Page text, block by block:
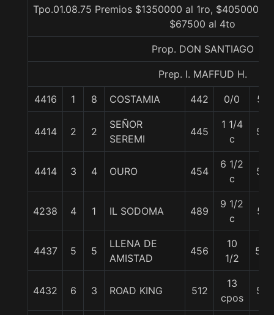
Tpo.01.08.75 Premios $1350000 al 1ro, $405000
$67500 al 4to
Prop. DON SANTIAGO
Prep. I. MAFFUD H.
4416 1 8 COSTAMIA 442 0/0 57
4414 2 2
SEÑOR
SEREMI
445
1 1/4
c
56
4414 3 4 OURO 454
6 1/2
c
56
4238 4 1 IL SODOMA 489
9 1/2
c
57
4437 5 5
LLENA DE
AMISTAD
456
10
1/2
55.
4432 6 3 ROAD KING 512
13
cpos
56